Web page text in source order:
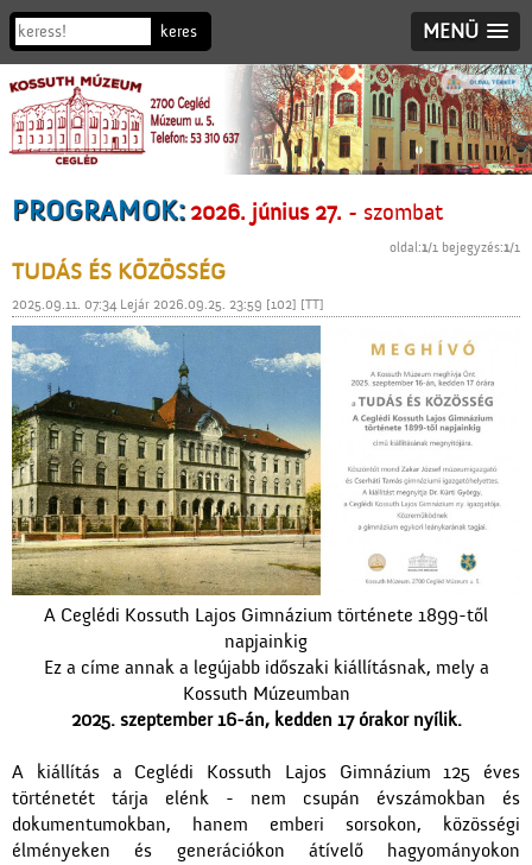
MENÜ
PROGRAMOK:2026. június 27. - szombat
oldal:1/1 bejegyzés:1/1
TUDÁS ÉS KÖZÖSSÉG
2025.09.11. 07:34 Lejár 2026.09.25. 23:59 [102] [TT]
A Ceglédi Kossuth Lajos Gimnázium története 1899-től
napjainkig
Ez a címe annak a legújabb időszaki kiállításnak, mely a
Kossuth Múzeumban
2025. szeptember 16-án, kedden 17 órakor nyílik.
A kiállítás a Ceglédi Kossuth Lajos Gimnázium 125 éves
történetét tárja elénk - nem csupán évszámokban és
dokumentumokban, hanem emberi sorsokon, közösségi
élményeken és generációkon átívelő hagyományokon